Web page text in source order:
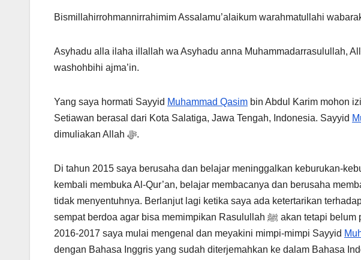
Bismillahirrohmannirrahimim Assalamu’alaikum warahmatullahi
Asyhadu alla ilaha illallah wa Asyhadu anna Muhammadarrasulullah,
washohbihi ajma’in.
Yang saya hormati Sayyid Muhammad Qasim bin Abdul Karim mohon
Setiawan berasal dari Kota Salatiga, Jawa Tengah, Indonesia. Sayyid
dimuliakan Allah ﷻ.
Di tahun 2015 saya berusaha dan belajar meninggalkan keburukan-
kembali membuka Al-Qur’an, belajar membacanya dan berusaha
tidak menyentuhnya. Berlanjut lagi ketika saya ada ketertarikan
sempat berdoa agar bisa memimpikan Rasulullah ﷺ akan tetapi belum pernah terwujud hingga pada akhirnya di tahun
2016-2017 saya mulai mengenal dan meyakini mimpi-mimpi Sayyid
dengan Bahasa Inggris yang sudah diterjemahkan ke dalam Bahasa